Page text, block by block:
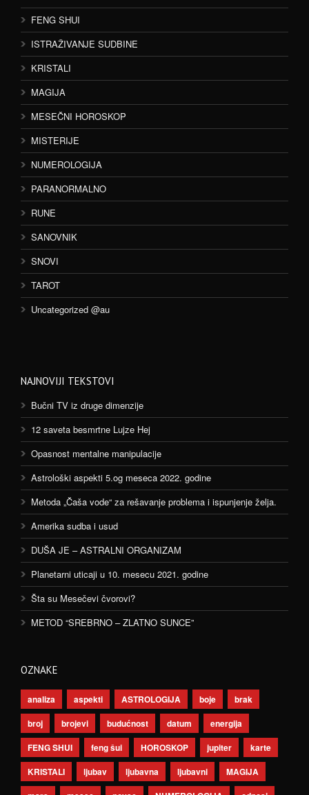
FENG SHUI
ISTRAŽIVANJE SUDBINE
KRISTALI
MAGIJA
MESEČNI HOROSKOP
MISTERIJE
NUMEROLOGIJA
PARANORMALNO
RUNE
SANOVNIK
SNOVI
TAROT
Uncategorized @au
NAJNOVIJI TEKSTOVI
Bučni TV iz druge dimenzije
12 saveta besmrtne Lujze Hej
Opasnost mentalne manipulacije
Astrološki aspekti 5.og meseca 2022. godine
Metoda „Čaša vode“ za rešavanje problema i ispunjenje želja.
Amerika sudba i usud
DUŠA JE – ASTRALNI ORGANIZAM
Planetarni uticaji u 10. mesecu 2021. godine
Šta su Mesečevi čvorovi?
METOD “SREBRNO – ZLATNO SUNCE”
OZNAKE
analiza aspekti ASTROLOGIJA boje
brak
broj
brojevi budućnost datum
energija
FENG SHUI
feng šui HOROSKOP jupiter
karte
KRISTALI
ljubav ljubavna ljubavni
MAGIJA